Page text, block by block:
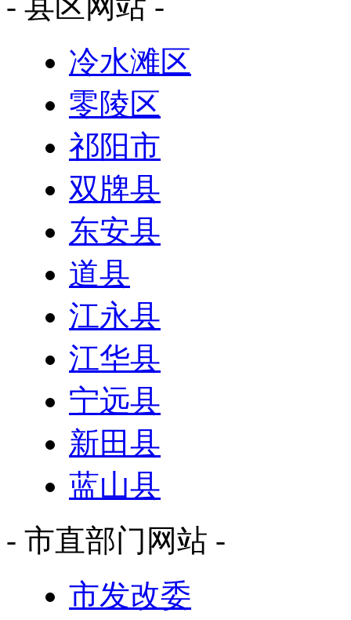
- 县区网站 -
冷水滩区
零陵区
祁阳市
双牌县
东安县
道县
江永县
江华县
宁远县
新田县
蓝山县
- 市直部门网站 -
市发改委